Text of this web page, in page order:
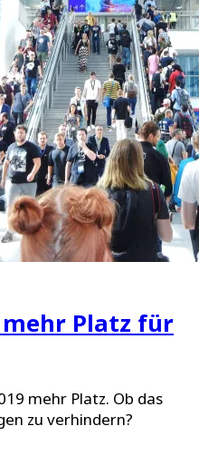
mehr Platz für
mehr Platz. Ob das
zu verhindern?